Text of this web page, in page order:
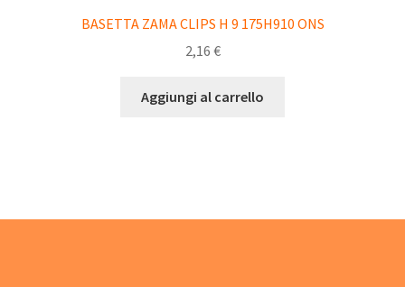
BASETTA ZAMA CLIPS H 9 175H910 ONS
2,16 €
Aggiungi al carrello